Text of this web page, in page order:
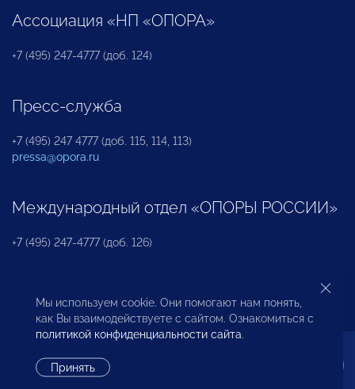
Ассоциация «НП «ОПОРА»
+7 (495) 247-4777 (доб. 124)
Пресс-служба
+7 (495) 247 4777 (доб. 115, 114, 113)
pressa@opora.ru
Международный отдел «ОПОРЫ РОССИИ»
+7 (495) 247-4777 (доб. 126)
Бюро по защите прав предпринимателей и
инвесторов
Мы используем cookie. Они помогают нам понять,
как Вы взаимодействуете с сайтом. Ознакомиться с
политикой конфиденциальности сайта.
Принять